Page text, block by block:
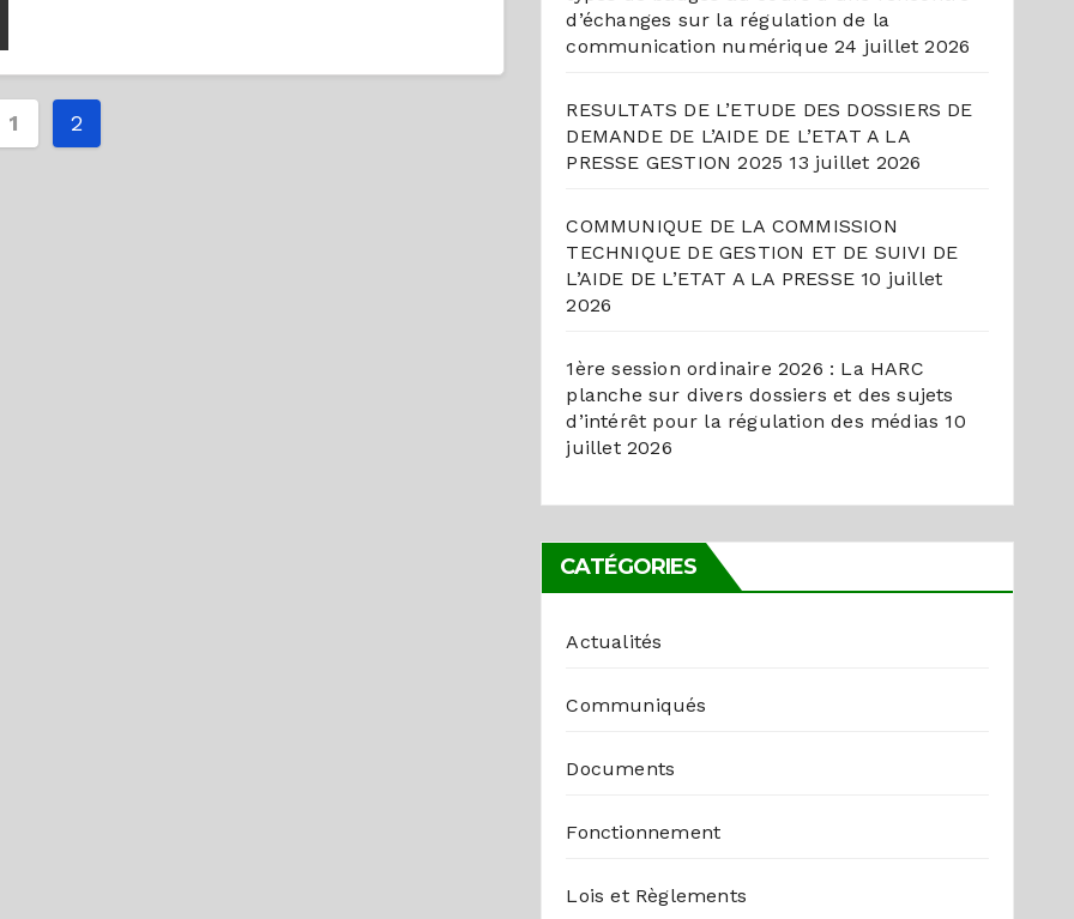
1 2
d’échanges sur la régulation de la
communication numérique 24 juillet 2026
RESULTATS DE L’ETUDE DES DOSSIERS DE
DEMANDE DE L’AIDE DE L’ETAT A LA
PRESSE GESTION 2025 13 juillet 2026
COMMUNIQUE DE LA COMMISSION
TECHNIQUE DE GESTION ET DE SUIVI DE
L’AIDE DE L’ETAT A LA PRESSE 10 juillet
2026
1ère session ordinaire 2026 : La HARC
planche sur divers dossiers et des sujets
d’intérêt pour la régulation des médias 10
juillet 2026
CATÉGORIES
Actualités
Communiqués
Documents
Fonctionnement
Lois et Règlements